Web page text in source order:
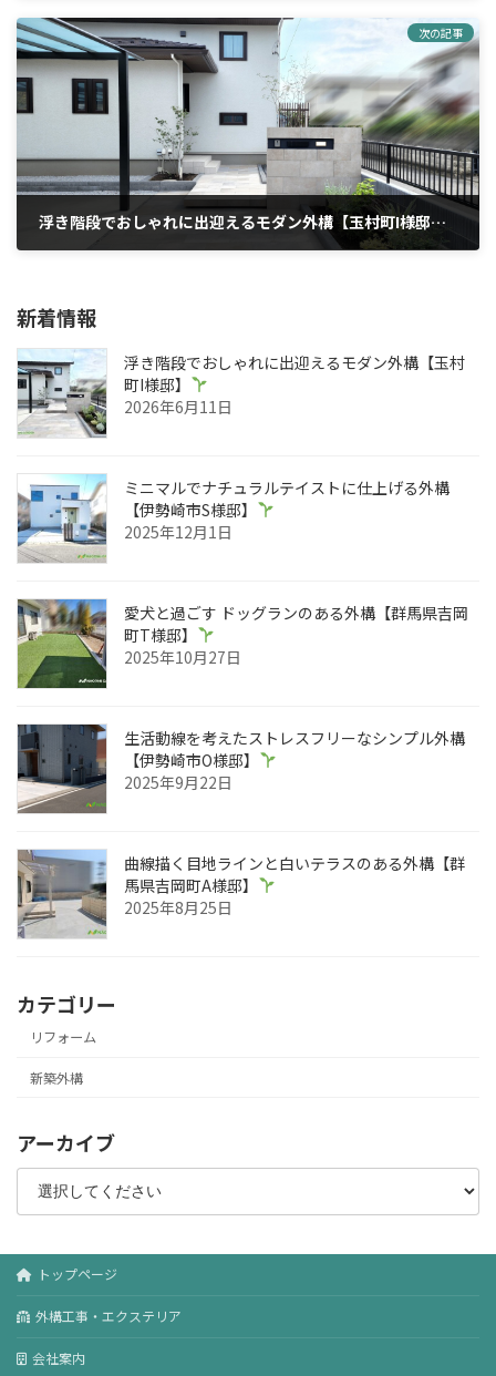
次の記事
浮き階段でおしゃれに出迎えるモダン外構【玉村町I様邸】
新着情報
浮き階段でおしゃれに出迎えるモダン外構【玉村
町I様邸】
2026年6月11日
ミニマルでナチュラルテイストに仕上げる外構
【伊勢崎市S様邸】
2025年12月1日
愛犬と過ごす ドッグランのある外構【群馬県吉岡
町T様邸】
2025年10月27日
生活動線を考えたストレスフリーなシンプル外構
【伊勢崎市O様邸】
2025年9月22日
曲線描く目地ラインと白いテラスのある外構【群
馬県吉岡町A様邸】
2025年8月25日
カテゴリー
リフォーム
新築外構
アーカイブ
トップページ
外構工事・エクステリア
会社案内